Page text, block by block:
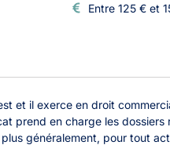
Entre 125 € et
et il exerce en droit
prend en charge les
généralement, pour tout